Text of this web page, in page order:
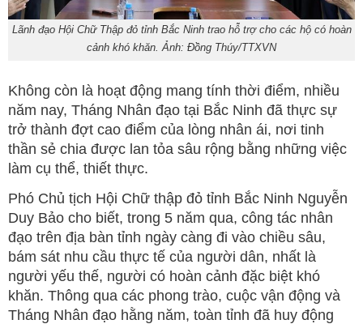
Lãnh đạo Hội Chữ Thập đỏ tỉnh Bắc Ninh trao hỗ trợ cho các hộ có hoàn
cảnh khó khăn. Ảnh: Đồng Thúy/TTXVN
Không còn là hoạt động mang tính thời điểm, nhiều
năm nay, Tháng Nhân đạo tại Bắc Ninh đã thực sự
trở thành đợt cao điểm của lòng nhân ái, nơi tinh
thần sẻ chia được lan tỏa sâu rộng bằng những việc
làm cụ thể, thiết thực.
Phó Chủ tịch Hội Chữ thập đỏ tỉnh Bắc Ninh Nguyễn
Duy Bảo cho biết, trong 5 năm qua, công tác nhân
đạo trên địa bàn tỉnh ngày càng đi vào chiều sâu,
bám sát nhu cầu thực tế của người dân, nhất là
người yếu thế, người có hoàn cảnh đặc biệt khó
khăn. Thông qua các phong trào, cuộc vận động và
Tháng Nhân đạo hằng năm, toàn tỉnh đã huy động